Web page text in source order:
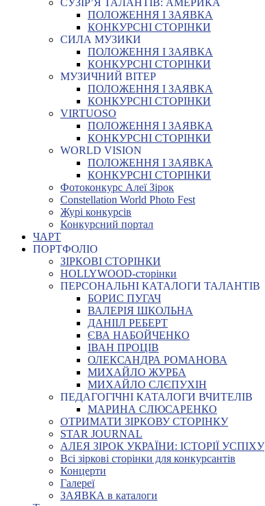
СУЗІР’Я ТАЛАНТІВ: АМЕРИКА
ПОЛОЖЕННЯ І ЗАЯВКА
КОНКУРСНІ СТОРІНКИ
СИЛА МУЗИКИ
ПОЛОЖЕННЯ І ЗАЯВКА
КОНКУРСНІ СТОРІНКИ
МУЗИЧНИЙ ВІТЕР
ПОЛОЖЕННЯ І ЗАЯВКА
КОНКУРСНІ СТОРІНКИ
VIRTUOSO
ПОЛОЖЕННЯ І ЗАЯВКА
КОНКУРСНІ СТОРІНКИ
WORLD VISION
ПОЛОЖЕННЯ І ЗАЯВКА
КОНКУРСНІ СТОРІНКИ
Фотоконкурс Алеї Зірок
Constellation World Photo Fest
Журі конкурсів
Конкурсний портал
ЧАРТ
ПОРТФОЛІО
ЗІРКОВІ СТОРІНКИ
HOLLYWOOD-сторінки
ПЕРСОНАЛЬНІ КАТАЛОГИ ТАЛАНТІВ
БОРИС ПУГАЧ
ВАЛЕРІЯ ШКОЛЬНА
ДАНІІЛ РЕБЕРТ
ЄВА НАБОЙЧЕНКО
ІВАН ПРОЦІВ
ОЛЕКСАНДРА РОМАНОВА
МИХАЙЛО ЖУРБА
МИХАЙЛО СЛЄПУХІН
ПЕДАГОГІЧНІ КАТАЛОГИ ВЧИТЕЛІВ
МАРИНА СЛЮСАРЕНКО
ОТРИМАТИ ЗІРКОВУ СТОРІНКУ
STAR JOURNAL
АЛЕЯ ЗІРОК УКРАЇНИ: ІСТОРІЇ УСПІХУ
Всі зіркові сторінки для конкурсантів
Концерти
Галереї
ЗАЯВКА в каталоги